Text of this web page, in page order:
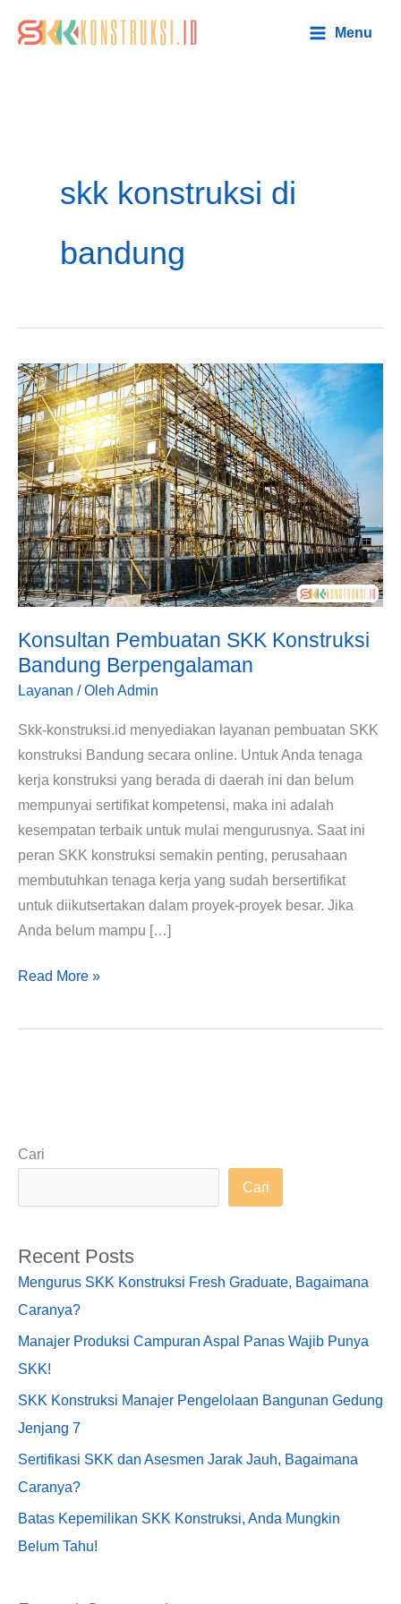
Menu
skk konstruksi di
bandung
Konsultan Pembuatan SKK Konstruksi
Bandung Berpengalaman
Layanan / Oleh Admin
Skk-konstruksi.id menyediakan layanan pembuatan SKK
konstruksi Bandung secara online. Untuk Anda tenaga
kerja konstruksi yang berada di daerah ini dan belum
mempunyai sertifikat kompetensi, maka ini adalah
kesempatan terbaik untuk mulai mengurusnya. Saat ini
peran SKK konstruksi semakin penting, perusahaan
membutuhkan tenaga kerja yang sudah bersertifikat
untuk diikutsertakan dalam proyek-proyek besar. Jika
Anda belum mampu […]
Konsultan
Pembuatan
SKK
Konstruksi
Bandung
Berpengalaman
Read More »
Cari
Cari
Recent Posts
Mengurus SKK Konstruksi Fresh Graduate, Bagaimana
Caranya?
Manajer Produksi Campuran Aspal Panas Wajib Punya
SKK!
SKK Konstruksi Manajer Pengelolaan Bangunan Gedung
Jenjang 7
Sertifikasi SKK dan Asesmen Jarak Jauh, Bagaimana
Caranya?
Batas Kepemilikan SKK Konstruksi, Anda Mungkin
Belum Tahu!